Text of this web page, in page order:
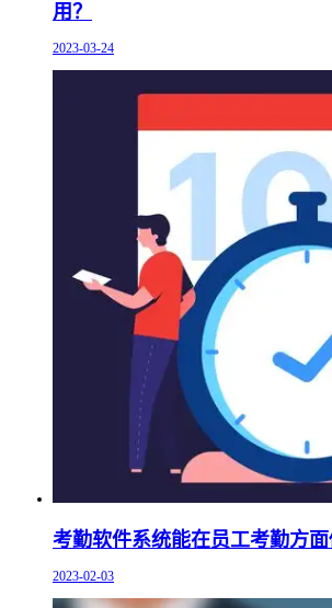
用？
2023-03-24
考勤软件系统能在员工考勤方面
2023-02-03